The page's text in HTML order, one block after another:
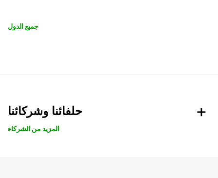
جميع الدول
حلفائنا وشركائنا
المزيد من الشركاء